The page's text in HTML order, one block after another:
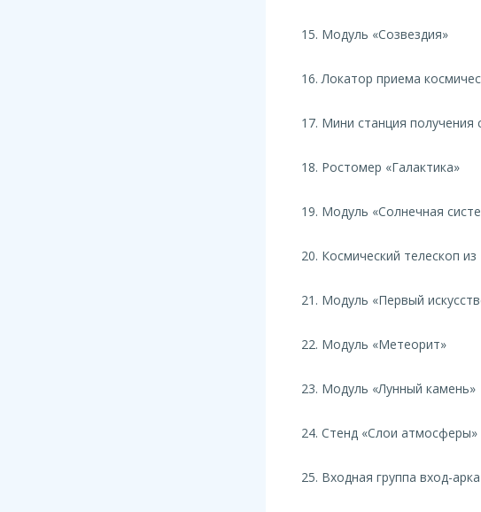
15. Модуль «Созвездия»
16. Локатор приема
17. Мини станция получения
18. Ростомер «Галактика»
19. Модуль «Солнечная
20. Космический телескоп
21. Модуль «Первый
22. Модуль «Метеорит»
23. Модуль «Лунный камень»
24. Стенд «Слои атмосферы»
25. Входная группа вход-арка